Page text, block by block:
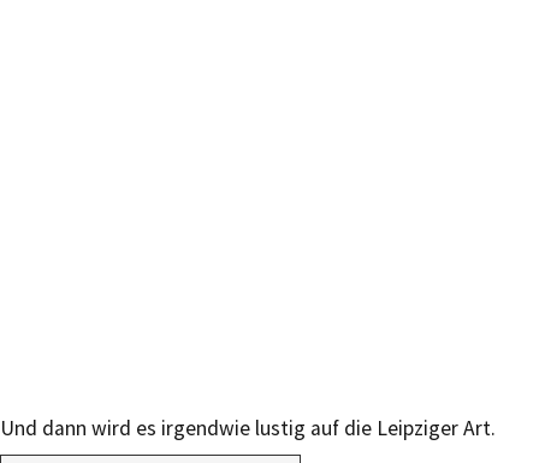
Und dann wird es irgendwie lustig auf die Leipziger Art.